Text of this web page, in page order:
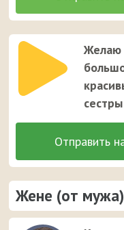
Желаю
сестры
Жене (от мужа)